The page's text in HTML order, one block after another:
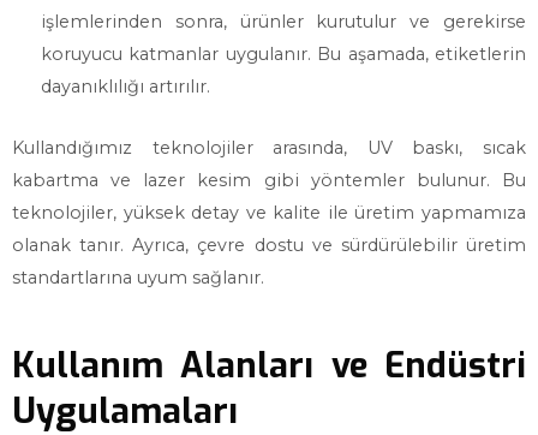
işlemlerinden sonra, ürünler kurutulur ve gerekirse
koruyucu katmanlar uygulanır. Bu aşamada, etiketlerin
dayanıklılığı artırılır.
Kullandığımız teknolojiler arasında, UV baskı, sıcak
kabartma ve lazer kesim gibi yöntemler bulunur. Bu
teknolojiler, yüksek detay ve kalite ile üretim yapmamıza
olanak tanır. Ayrıca, çevre dostu ve sürdürülebilir üretim
standartlarına uyum sağlanır.
Kullanım Alanları ve Endüstri
Uygulamaları